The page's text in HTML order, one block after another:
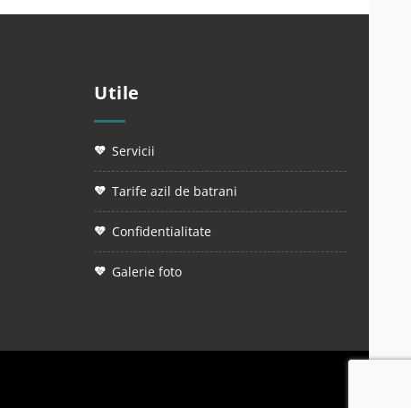
Utile
servicii
tarife azil de batrani
confidentialitate
galerie foto